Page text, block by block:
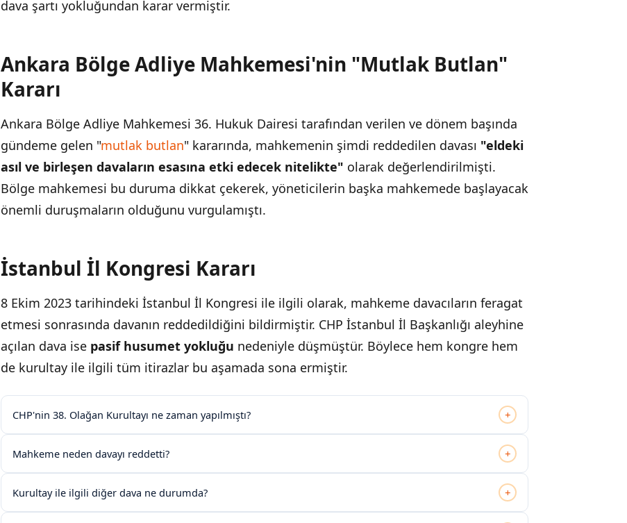
dava şartı yokluğundan karar vermiştir.
Ankara Bölge Adliye Mahkemesi'nin "Mutlak Butlan"
Kararı
Ankara Bölge Adliye Mahkemesi 36. Hukuk Dairesi tarafından verilen ve dönem başında
gündeme gelen "mutlak butlan" kararında, mahkemenin şimdi reddedilen davası "eldeki
asıl ve birleşen davaların esasına etki edecek nitelikte" olarak değerlendirilmişti.
Bölge mahkemesi bu duruma dikkat çekerek, yöneticilerin başka mahkemede başlayacak
önemli duruşmaların olduğunu vurgulamıştı.
İstanbul İl Kongresi Kararı
8 Ekim 2023 tarihindeki İstanbul İl Kongresi ile ilgili olarak, mahkeme davacıların feragat
etmesi sonrasında davanın reddedildiğini bildirmiştir. CHP İstanbul İl Başkanlığı aleyhine
açılan dava ise pasif husumet yokluğu nedeniyle düşmüştür. Böylece hem kongre hem
de kurultay ile ilgili tüm itirazlar bu aşamada sona ermiştir.
CHP'nin 38. Olağan Kurultayı ne zaman yapılmıştı? +
Mahkeme neden davayı reddetti? +
Kurultay ile ilgili diğer dava ne durumda? +